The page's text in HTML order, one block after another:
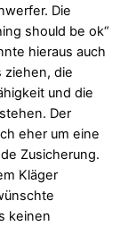
Die
should be ok“
hieraus auch
ziehen, die
und die
Der
eher um eine
Zusicherung.
Kläger
keinen